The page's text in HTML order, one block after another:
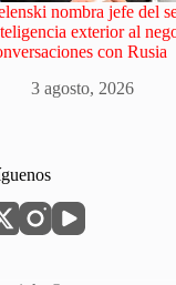
nombra jefe del
exterior al
con Rusia
3 agosto, 2026